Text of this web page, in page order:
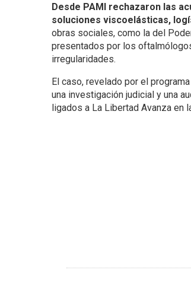
Desde PAMI rechazaron las
soluciones viscoelásticas,
obras sociales, como la del
presentados por los
irregularidades.
El caso, revelado por el
una investigación judicial y una
ligados a La Libertad Avanza en